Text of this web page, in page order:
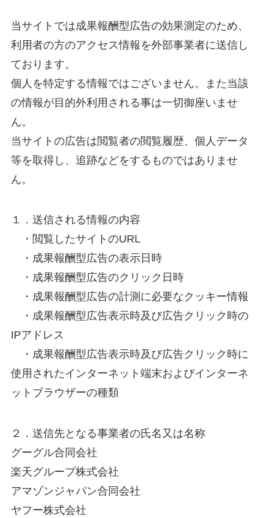
当サイトでは成果報酬型広告の効果測定のため、
利用者の方のアクセス情報を外部事業者に送信し
ております。
個人を特定する情報ではございません。また当該
の情報が目的外利用される事は一切御座いませ
ん。
当サイトの広告は閲覧者の閲覧履歴、個人データ
等を取得し、追跡などをするものではありませ
ん。
１．送信される情報の内容
・閲覧したサイトのURL
・成果報酬型広告の表示日時
・成果報酬型広告のクリック日時
・成果報酬型広告の計測に必要なクッキー情報
・成果報酬型広告表示時及び広告クリック時の
IPアドレス
・成果報酬型広告表示時及び広告クリック時に
使用されたインターネット端末およびインターネ
ットブラウザーの種類
２．送信先となる事業者の氏名又は名称
グーグル合同会社
楽天グループ株式会社
アマゾンジャパン合同会社
ヤフー株式会社